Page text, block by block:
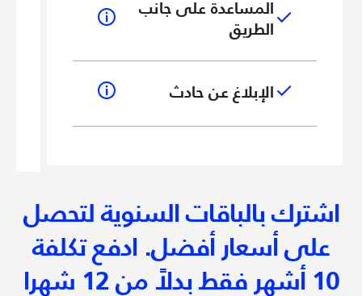
المساعدة على جانب
الطريق
الإبلاغ عن حادث
اشترك بالباقات السنوية لتحصل
على أسعار أفضل. ادفع تكلفة
10 أشهر فقط بدلاً من 12 شهرا